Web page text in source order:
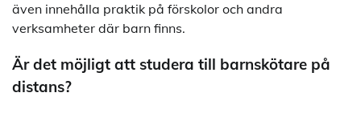
även innehålla praktik på förskolor och andra
verksamheter där barn finns.
Är det möjligt att studera till barnskötare på
distans?